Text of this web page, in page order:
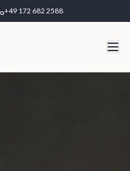
+49 172 682 2588